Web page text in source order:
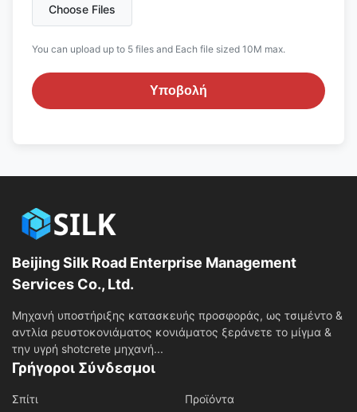
Choose Files
You can upload up to 5 files and Each file sized 10M max.
Υποβολή
Beijing Silk Road Enterprise Management
Services Co., Ltd.
Μηχανή υποστήριξης κατασκευής προσφοράς, ως τσιμέντο &
αντλία ρευστοκονιάματος κονιάματος ξεράνετε το μίγμα &
την υγρή shotcrete μηχανή...
Γρήγοροι Σύνδεσμοι
Σπίτι Προϊόντα